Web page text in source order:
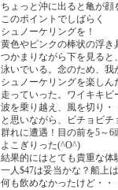
ちょっと沖に出ると亀が顔
このポイントでしばらく
シュノーケリングを！
黄色やピンクの棒状の浮き
つかまりながら下を見る
泳いでいる。念のため、我
シュノーケリングを楽し
走っていった。ワイキキビ
波を乗り越え、風を切り・
と思いながら、ビチョビ
群れに遭遇！目の前を5～
よこぎりった(^O^)
結果的にはとても貴重な体
一人$47は妥当かな？船上
何も飲めなかったけど・・